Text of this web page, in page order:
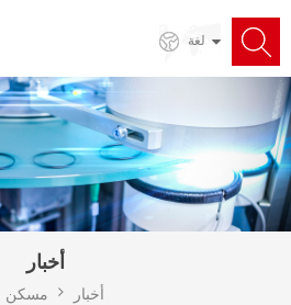
لغة
أخبار
مسكن أخبار